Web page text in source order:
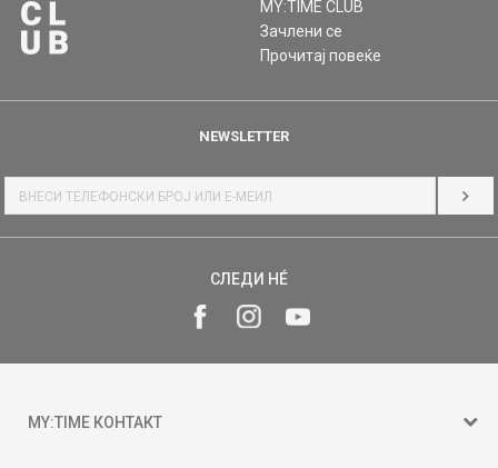
MY:TIME CLUB
Зачлени се
Прочитај повеќе
NEWSLETTER
СЛЕДИ НÉ
MY:TIME КОНТАКТ